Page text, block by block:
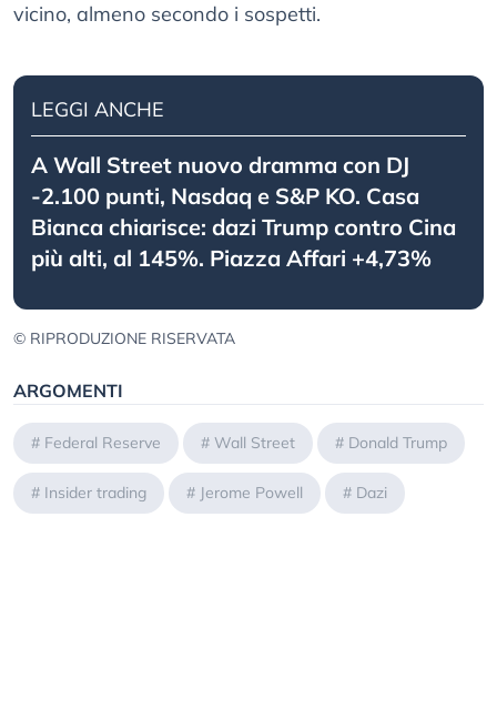
vicino, almeno secondo i sospetti.
LEGGI ANCHE
A Wall Street nuovo dramma con DJ
-2.100 punti, Nasdaq e S&P KO. Casa
Bianca chiarisce: dazi Trump contro Cina
più alti, al 145%. Piazza Affari +4,73%
© RIPRODUZIONE RISERVATA
ARGOMENTI
# Federal Reserve # Wall Street # Donald Trump
# Insider trading # Jerome Powell # Dazi